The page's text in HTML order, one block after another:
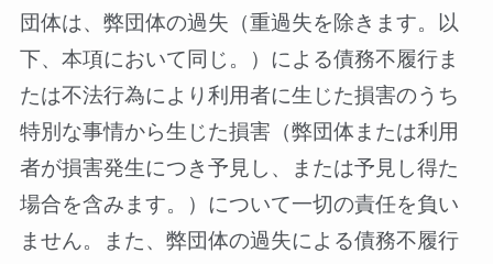
団体は、弊団体の過失（重過失を除きます。以
下、本項において同じ。）による債務不履行ま
たは不法行為により利用者に生じた損害のうち
特別な事情から生じた損害（弊団体または利用
者が損害発生につき予見し、または予見し得た
場合を含みます。）について一切の責任を負い
ません。また、弊団体の過失による債務不履行